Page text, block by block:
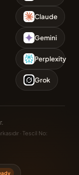
Claude
Gemini
Perplexity
Grok
· Tescil No: